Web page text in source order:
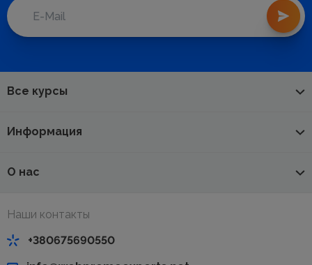
Все курсы
Информация
О нас
Наши контакты
+380675690550